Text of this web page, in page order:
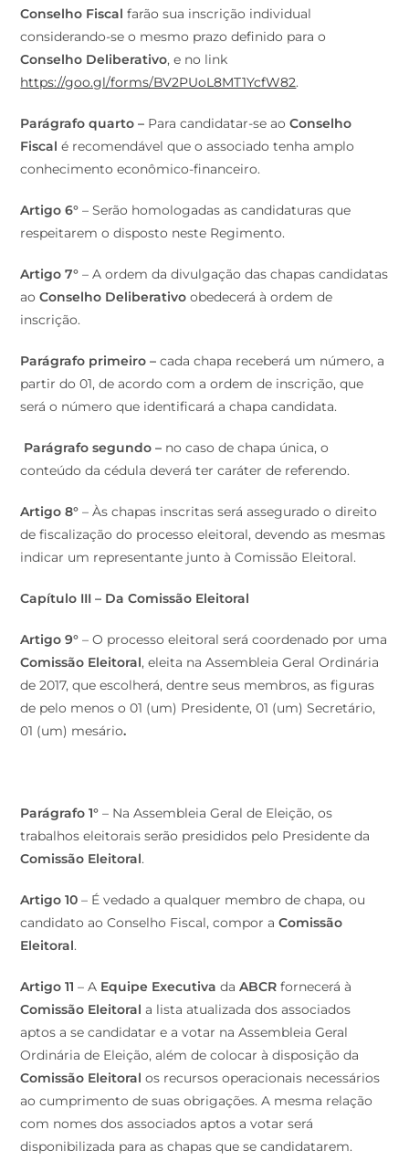
Conselho Fiscal farão sua inscrição individual
considerando-se o mesmo prazo definido para o
Conselho Deliberativo, e no link
https://goo.gl/forms/BV2PUoL8MT1YcfW82.
Parágrafo quarto – Para candidatar-se aoConselho
Fiscal é recomendável que o associado tenha amplo
conhecimento econômico-financeiro.
Artigo 6° – Serão homologadas as candidaturas que
respeitarem o disposto neste Regimento.
Artigo 7° – A ordem da divulgação das chapas candidatas
aoConselho Deliberativo obedecerá à ordem de
inscrição.
Parágrafo primeiro – cada chapa receberá um número, a
partir do 01, de acordo com a ordem de inscrição, que
será o número que identificará a chapa candidata.
Parágrafo segundo – no caso de chapa única, o
conteúdo da cédula deverá ter caráter de referendo.
Artigo 8° – Às chapas inscritas será assegurado o direito
de fiscalização do processo eleitoral, devendo as mesmas
indicar um representante junto à Comissão Eleitoral.
Capítulo III – Da Comissão Eleitoral
Artigo 9° – O processo eleitoral será coordenado por uma
Comissão Eleitoral, eleita na Assembleia Geral Ordinária
de 2017, que escolherá, dentre seus membros, as figuras
de pelo menos o 01 (um) Presidente, 01 (um) Secretário,
01 (um) mesário.
Parágrafo 1° – Na Assembleia Geral de Eleição, os
trabalhos eleitorais serão presididos pelo Presidente da
Comissão Eleitoral.
Artigo 10 – É vedado a qualquer membro de chapa, ou
candidato ao Conselho Fiscal, compor aComissão
Eleitoral.
Artigo 11 – A Equipe Executiva daABCR fornecerá à
Comissão Eleitoral a lista atualizada dos associados
aptos a se candidatar e a votar na Assembleia Geral
Ordinária de Eleição, além de colocar à disposição da
Comissão Eleitoral os recursos operacionais necessários
ao cumprimento de suas obrigações. A mesma relação
com nomes dos associados aptos a votar será
disponibilizada para as chapas que se candidatarem.